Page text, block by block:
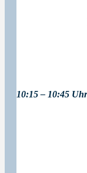
10:15 – 10:45